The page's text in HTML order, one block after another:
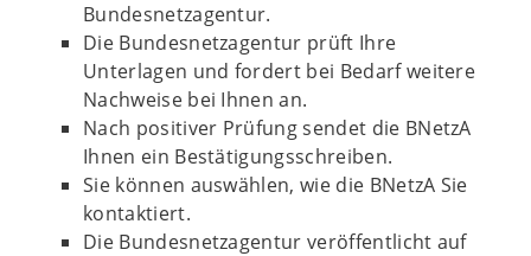
Bundesnetzagentur.
Die Bundesnetzagentur prüft Ihre
Unterlagen und fordert bei Bedarf weitere
Nachweise bei Ihnen an.
Nach positiver Prüfung sendet die BNetzA
Ihnen ein Bestätigungsschreiben.
Sie können auswählen, wie die BNetzA Sie
kontaktiert.
Die Bundesnetzagentur veröffentlicht auf